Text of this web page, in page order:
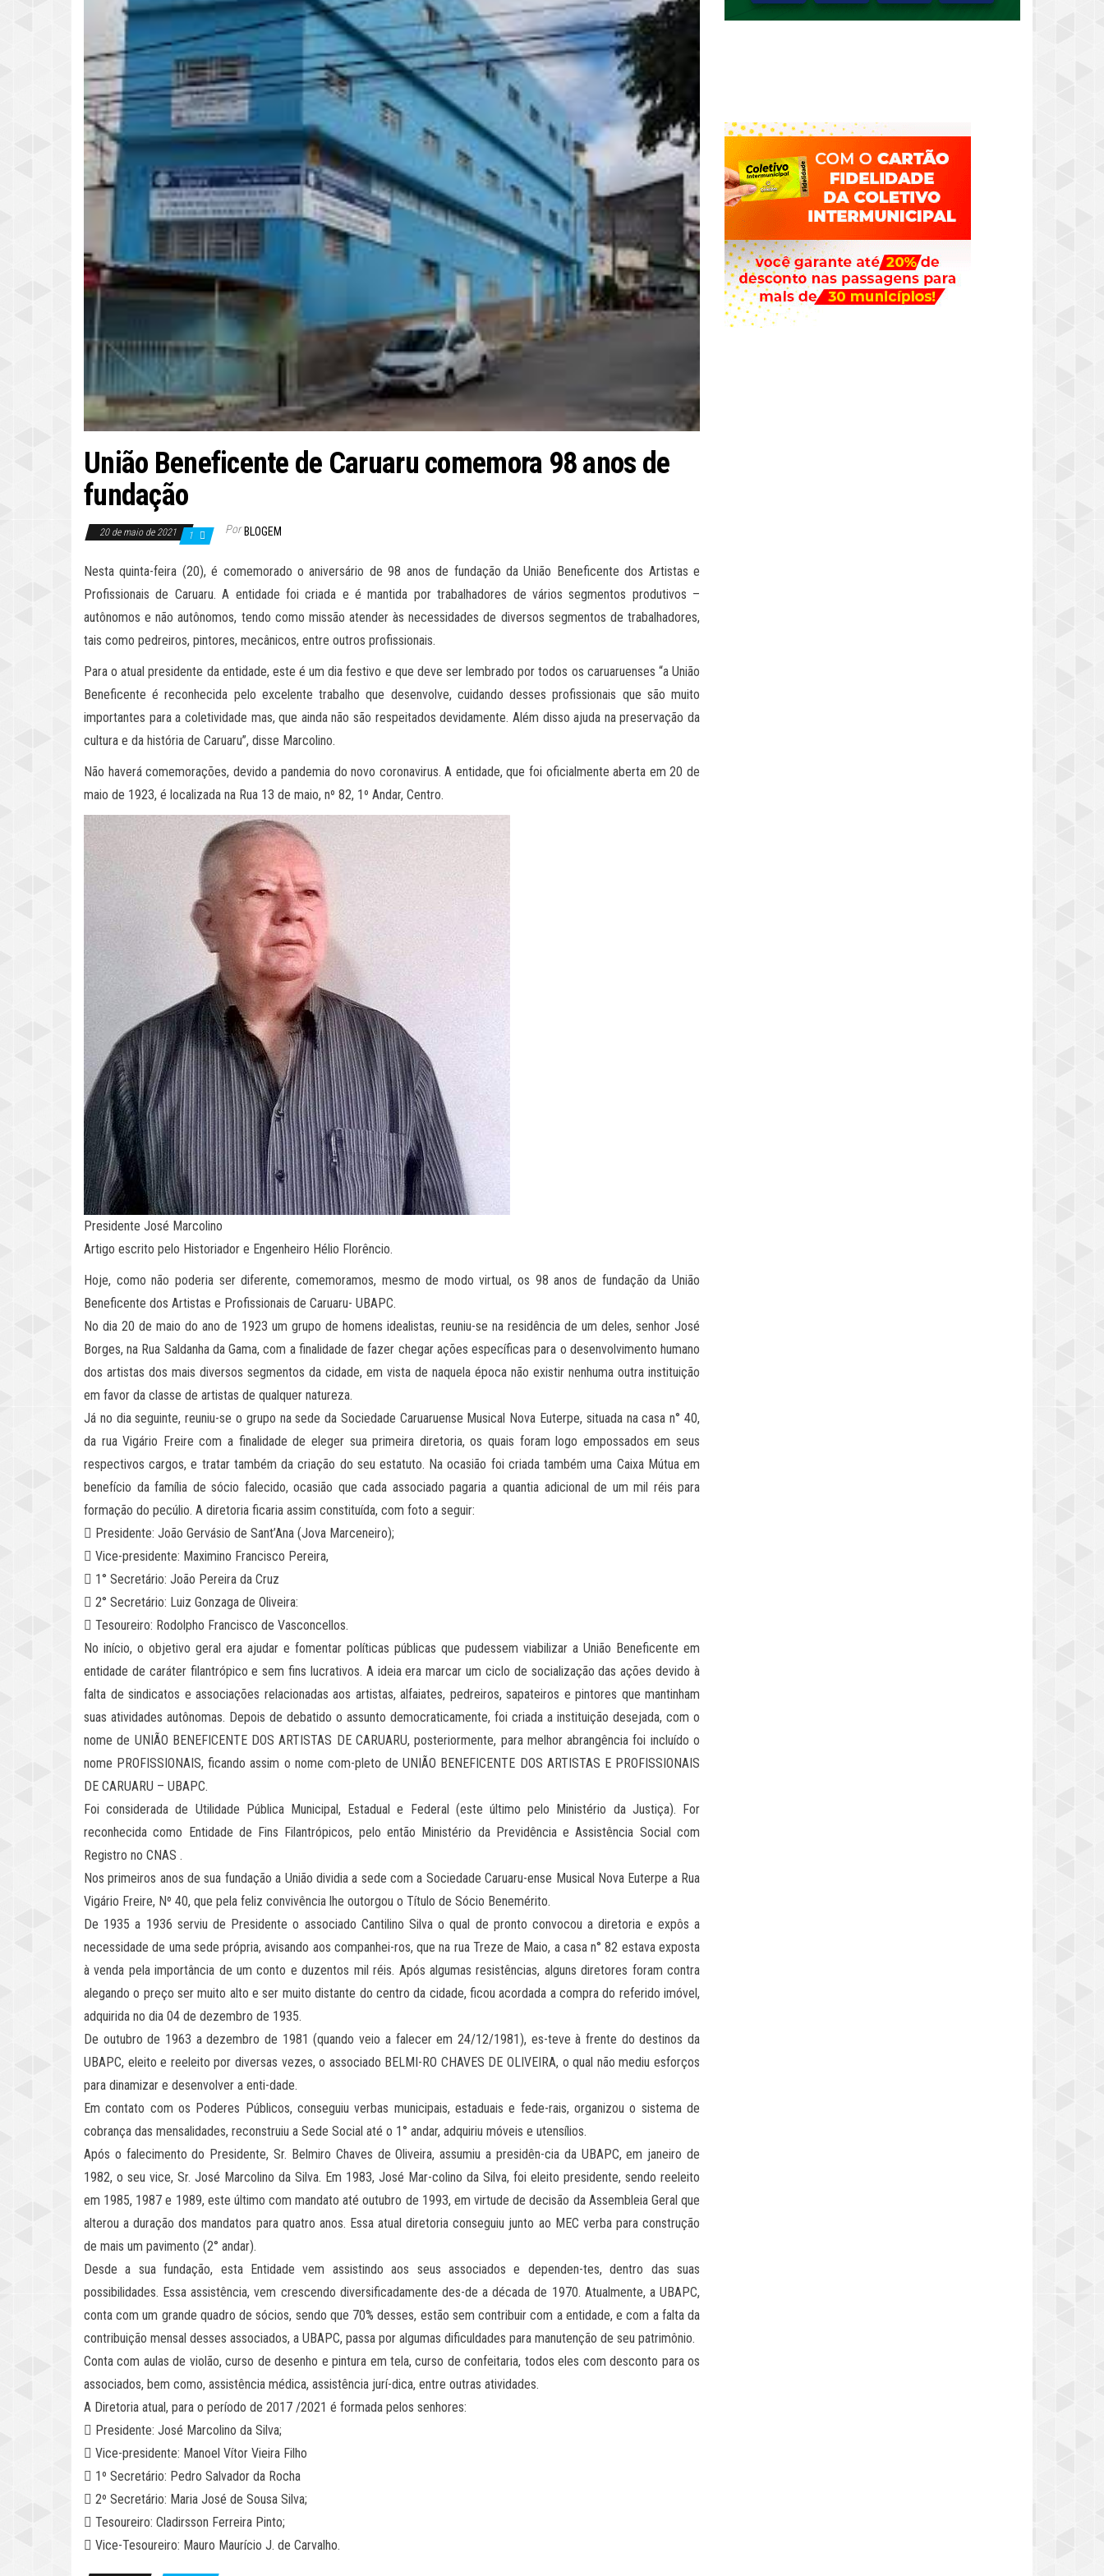
União Beneficente de Caruaru comemora 98 anos de
fundação
20 de maio de 2021 1 Por BLOGEM
Nesta quinta-feira (20), é comemorado o aniversário de 98 anos de fundação da União Beneficente dos Artistas e
Profissionais de Caruaru. A entidade foi criada e é mantida por trabalhadores de vários segmentos produtivos –
autônomos e não autônomos, tendo como missão atender às necessidades de diversos segmentos de trabalhadores,
tais como pedreiros, pintores, mecânicos, entre outros profissionais.
Para o atual presidente da entidade, este é um dia festivo e que deve ser lembrado por todos os caruaruenses “a União
Beneficente é reconhecida pelo excelente trabalho que desenvolve, cuidando desses profissionais que são muito
importantes para a coletividade mas, que ainda não são respeitados devidamente. Além disso ajuda na preservação da
cultura e da história de Caruaru”, disse Marcolino.
Não haverá comemorações, devido a pandemia do novo coronavirus. A entidade, que foi oficialmente aberta em 20 de
maio de 1923, é localizada na Rua 13 de maio, nº 82, 1º Andar, Centro.
Presidente José Marcolino
Artigo escrito pelo Historiador e Engenheiro Hélio Florêncio.
Hoje, como não poderia ser diferente, comemoramos, mesmo de modo virtual, os 98 anos de fundação da União
Beneficente dos Artistas e Profissionais de Caruaru- UBAPC.
No dia 20 de maio do ano de 1923 um grupo de homens idealistas, reuniu-se na residência de um deles, senhor José
Borges, na Rua Saldanha da Gama, com a finalidade de fazer chegar ações específicas para o desenvolvimento humano
dos artistas dos mais diversos segmentos da cidade, em vista de naquela época não existir nenhuma outra instituição
em favor da classe de artistas de qualquer natureza.
Já no dia seguinte, reuniu-se o grupo na sede da Sociedade Caruaruense Musical Nova Euterpe, situada na casa n° 40,
da rua Vigário Freire com a finalidade de eleger sua primeira diretoria, os quais foram logo empossados em seus
respectivos cargos, e tratar também da criação do seu estatuto. Na ocasião foi criada também uma Caixa Mútua em
benefício da família de sócio falecido, ocasião que cada associado pagaria a quantia adicional de um mil réis para
formação do pecúlio. A diretoria ficaria assim constituída, com foto a seguir:
 Presidente: João Gervásio de Sant’Ana (Jova Marceneiro);
 Vice-presidente: Maximino Francisco Pereira,
 1° Secretário: João Pereira da Cruz
 2° Secretário: Luiz Gonzaga de Oliveira:
 Tesoureiro: Rodolpho Francisco de Vasconcellos.
No início, o objetivo geral era ajudar e fomentar políticas públicas que pudessem viabilizar a União Beneficente em
entidade de caráter filantrópico e sem fins lucrativos. A ideia era marcar um ciclo de socialização das ações devido à
falta de sindicatos e associações relacionadas aos artistas, alfaiates, pedreiros, sapateiros e pintores que mantinham
suas atividades autônomas. Depois de debatido o assunto democraticamente, foi criada a instituição desejada, com o
nome de UNIÃO BENEFICENTE DOS ARTISTAS DE CARUARU, posteriormente, para melhor abrangência foi incluído o
nome PROFISSIONAIS, ficando assim o nome com-pleto de UNIÃO BENEFICENTE DOS ARTISTAS E PROFISSIONAIS
DE CARUARU – UBAPC.
Foi considerada de Utilidade Pública Municipal, Estadual e Federal (este último pelo Ministério da Justiça). For
reconhecida como Entidade de Fins Filantrópicos, pelo então Ministério da Previdência e Assistência Social com
Registro no CNAS .
Nos primeiros anos de sua fundação a União dividia a sede com a Sociedade Caruaru-ense Musical Nova Euterpe a Rua
Vigário Freire, Nº 40, que pela feliz convivência lhe outorgou o Título de Sócio Benemérito.
De 1935 a 1936 serviu de Presidente o associado Cantilino Silva o qual de pronto convocou a diretoria e expôs a
necessidade de uma sede própria, avisando aos companhei-ros, que na rua Treze de Maio, a casa n° 82 estava exposta
à venda pela importância de um conto e duzentos mil réis. Após algumas resistências, alguns diretores foram contra
alegando o preço ser muito alto e ser muito distante do centro da cidade, ficou acordada a compra do referido imóvel,
adquirida no dia 04 de dezembro de 1935.
De outubro de 1963 a dezembro de 1981 (quando veio a falecer em 24/12/1981), es-teve à frente do destinos da
UBAPC, eleito e reeleito por diversas vezes, o associado BELMI-RO CHAVES DE OLIVEIRA, o qual não mediu esforços
para dinamizar e desenvolver a enti-dade.
Em contato com os Poderes Públicos, conseguiu verbas municipais, estaduais e fede-rais, organizou o sistema de
cobrança das mensalidades, reconstruiu a Sede Social até o 1° andar, adquiriu móveis e utensílios.
Após o falecimento do Presidente, Sr. Belmiro Chaves de Oliveira, assumiu a presidên-cia da UBAPC, em janeiro de
1982, o seu vice, Sr. José Marcolino da Silva. Em 1983, José Mar-colino da Silva, foi eleito presidente, sendo reeleito
em 1985, 1987 e 1989, este último com mandato até outubro de 1993, em virtude de decisão da Assembleia Geral que
alterou a duração dos mandatos para quatro anos. Essa atual diretoria conseguiu junto ao MEC verba para construção
de mais um pavimento (2° andar).
Desde a sua fundação, esta Entidade vem assistindo aos seus associados e dependen-tes, dentro das suas
possibilidades. Essa assistência, vem crescendo diversificadamente des-de a década de 1970. Atualmente, a UBAPC,
conta com um grande quadro de sócios, sendo que 70% desses, estão sem contribuir com a entidade, e com a falta da
contribuição mensal desses associados, a UBAPC, passa por algumas dificuldades para manutenção de seu patrimônio.
Conta com aulas de violão, curso de desenho e pintura em tela, curso de confeitaria, todos eles com desconto para os
associados, bem como, assistência médica, assistência jurí-dica, entre outras atividades.
A Diretoria atual, para o período de 2017 /2021 é formada pelos senhores:
 Presidente: José Marcolino da Silva;
 Vice-presidente: Manoel Vítor Vieira Filho
 1º Secretário: Pedro Salvador da Rocha
 2º Secretário: Maria José de Sousa Silva;
 Tesoureiro: Cladirsson Ferreira Pinto;
 Vice-Tesoureiro: Mauro Maurício J. de Carvalho.